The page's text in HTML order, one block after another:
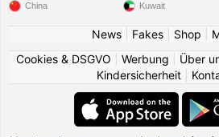
China Kuwait
News| Fakes| Shop
Cookies & DSGVO
Werbung Über
Kindersicherheit